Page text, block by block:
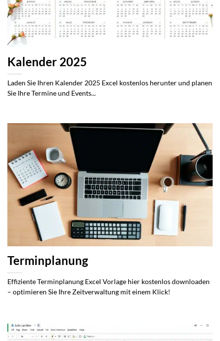
Kalender 2025
Laden Sie Ihren Kalender 2025 Excel kostenlos herunter und planen
Sie Ihre Termine und Events...
Terminplanung
Effiziente Terminplanung Excel Vorlage hier kostenlos downloaden
– optimieren Sie Ihre Zeitverwaltung mit einem Klick!